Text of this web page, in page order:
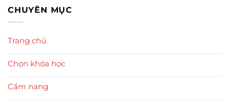
CHUYÊN MỤC
Trang chủ
Chọn khóa học
Cẩm nang